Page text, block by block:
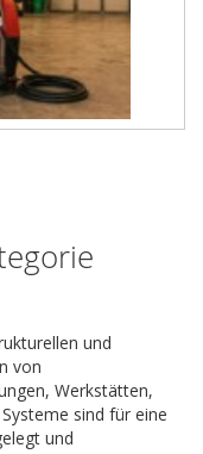
und
von
Werkstätten,
sind für eine
und